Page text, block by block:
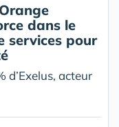
dans le
services pour
d’Exelus, acteur